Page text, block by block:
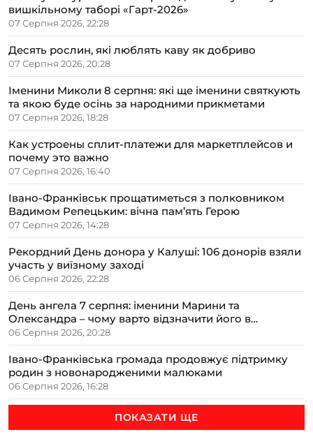
вишкільному таборі «Гарт-2026»
07 Серпня 2026, 22:28
Десять рослин, які люблять каву як добриво
07 Серпня 2026, 20:28
Іменини Миколи 8 серпня: які ще іменини святкують
та якою буде осінь за народними прикметами
07 Серпня 2026, 18:28
Как устроены сплит-платежи для маркетплейсов и
почему это важно
07 Серпня 2026, 16:40
Івано-Франківськ прощатиметься з полковником
Вадимом Репецьким: вічна пам’ять Герою
07 Серпня 2026, 14:28
Рекордний День донора у Калуші: 106 донорів взяли
участь у виїзному заході
06 Серпня 2026, 22:28
День ангела 7 серпня: іменини Марини та
Олександра – чому варто відзначити його в
сімейному колі
06 Серпня 2026, 20:28
Івано-Франківська громада продовжує підтримку
родин з новонародженими малюками
06 Серпня 2026, 16:28
ПОКАЗАТИ ЩЕ